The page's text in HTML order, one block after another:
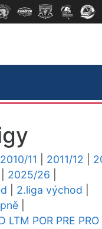
2010/11 2011/12
2025/26
2.liga východ
LTM POR PRE PRO